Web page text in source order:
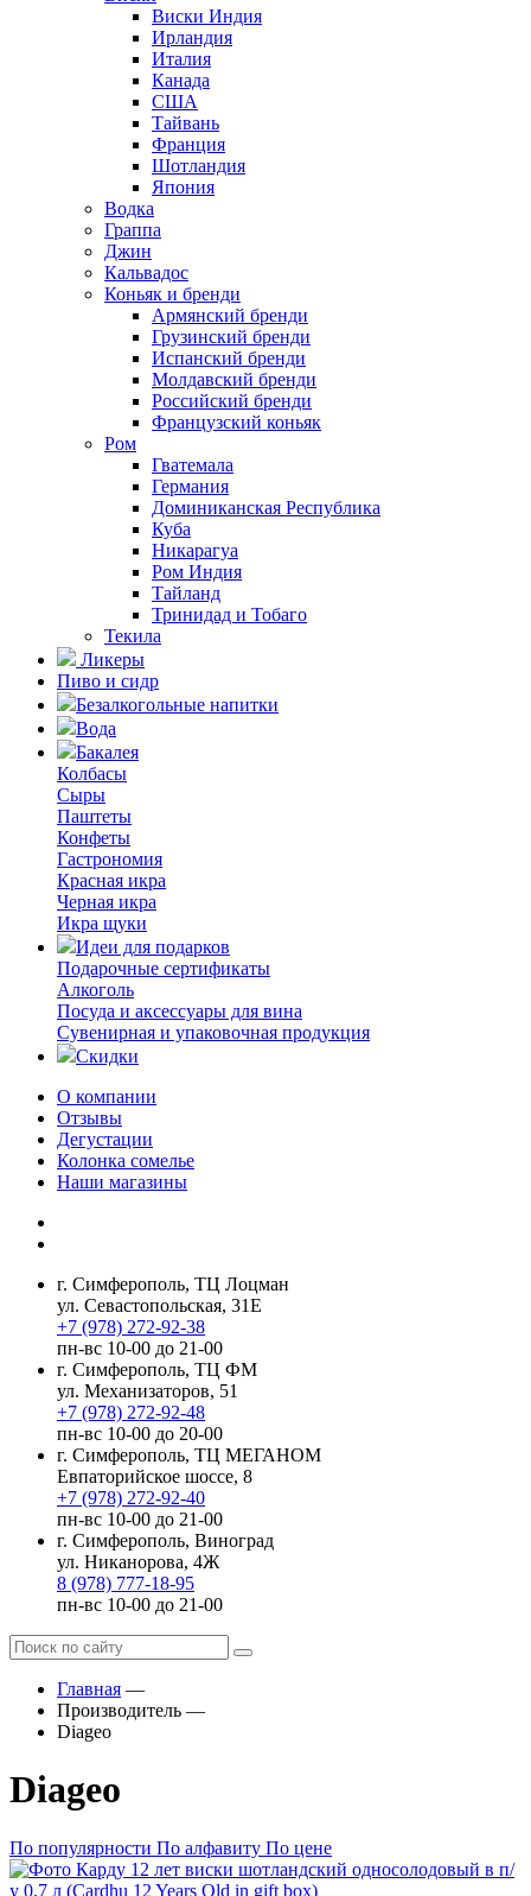
Виски Индия
Ирландия
Италия
Канада
США
Тайвань
Франция
Шотландия
Япония
Водка
Граппа
Джин
Кальвадос
Коньяк и бренди
Армянский бренди
Грузинский бренди
Испанский бренди
Молдавский бренди
Российский бренди
Французский коньяк
Ром
Гватемала
Германия
Доминиканская Республика
Куба
Никарагуа
Ром Индия
Тайланд
Тринидад и Тобаго
Текила
Ликеры
Пиво и сидр
Безалкогольные напитки
Вода
Бакалея
Колбасы
Сыры
Паштеты
Конфеты
Гастрономия
Красная икра
Черная икра
Икра щуки
Идеи для подарков
Подарочные сертификаты
Алкоголь
Посуда и аксессуары для вина
Сувенирная и упаковочная продукция
Скидки
О компании
Отзывы
Дегустации
Колонка сомелье
Наши магазины
г. Симферополь, ТЦ Лоцман
ул. Севастопольская, 31Е
+7 (978) 272-92-38
пн-вс 10-00 до 21-00
г. Симферополь, ТЦ ФМ
ул. Механизаторов, 51
+7 (978) 272-92-48
пн-вс 10-00 до 20-00
г. Симферополь, ТЦ МЕГАНОМ
Евпаторийское шоссе, 8
+7 (978) 272-92-40
пн-вс 10-00 до 21-00
г. Симферополь, Виноград
ул. Никанорова, 4Ж
8 (978) 777-18-95
пн-вс 10-00 до 21-00
Главная —
Производитель —
Diageo
Diageo
По популярности По алфавиту По цене